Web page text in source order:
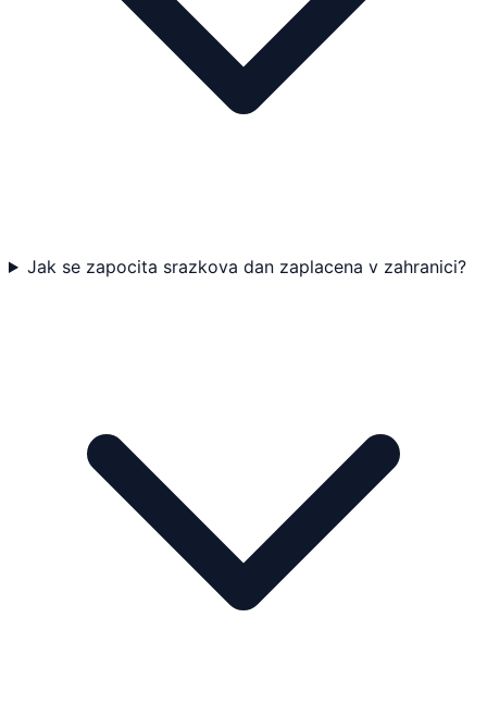
Jak se zapocita srazkova dan zaplacena v zahranici?